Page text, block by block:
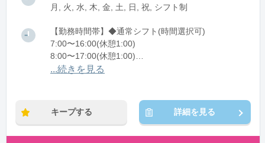
月, 火, 水, 木, 金, 土, 日, 祝, シフト制
【勤務時間帯】◆通常シフト(時間選択可)
7:00〜16:00(休憩1:00)
8:00〜17:00(休憩1:00)
12:00〜21:00(休憩1:00)
...続きを見る
キープする 詳細を見る